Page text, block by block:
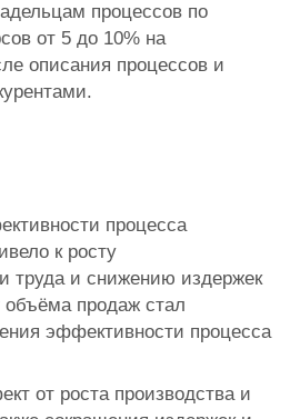
процессов по
от 5 до 10% на
описания процессов и
процесса
к росту
труда и снижению издержек
объёма продаж стал
эффективности процесса
от роста производства и